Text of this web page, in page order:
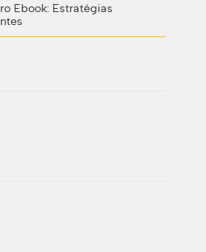
Ebook: Estratégias